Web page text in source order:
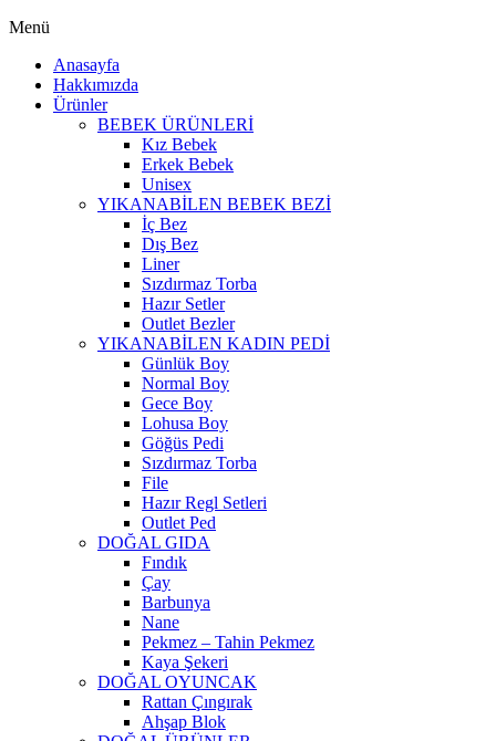
Menü
Anasayfa
Hakkımızda
Ürünler
BEBEK ÜRÜNLERİ
Kız Bebek
Erkek Bebek
Unisex
YIKANABİLEN BEBEK BEZİ
İç Bez
Dış Bez
Liner
Sızdırmaz Torba
Hazır Setler
Outlet Bezler
YIKANABİLEN KADIN PEDİ
Günlük Boy
Normal Boy
Gece Boy
Lohusa Boy
Göğüs Pedi
Sızdırmaz Torba
File
Hazır Regl Setleri
Outlet Ped
DOĞAL GIDA
Fındık
Çay
Barbunya
Nane
Pekmez – Tahin Pekmez
Kaya Şekeri
DOĞAL OYUNCAK
Rattan Çıngırak
Ahşap Blok